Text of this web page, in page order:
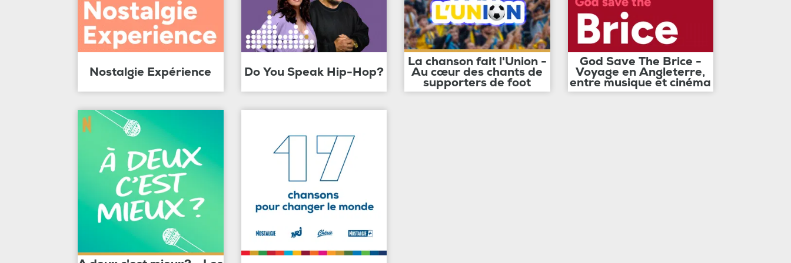
Nostalgie Expérience Do You Speak Hip-Hop?
La chanson fait l'Union -
Au cœur des chants de
supporters de foot
God Save The Brice -
Voyage en Angleterre,
entre musique et cinéma